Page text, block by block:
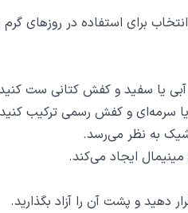
برای استفاده در روزهای گرم
آبی یا سفید و کفش کتانی ست
یا سرمه‌ای و کفش رسمی ترکیب
شیک به نظر می‌رسد.
ایجاد می‌کند.
دهید و پشت آن را آزاد بگذارید.